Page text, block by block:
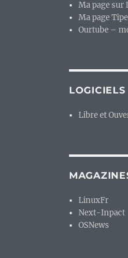
proposé par SolusOS.
Ma page sur
Ma page
Ourtube –
LOGICIELS
Libre et
LinuxFr
Next-Inpact
OSNews